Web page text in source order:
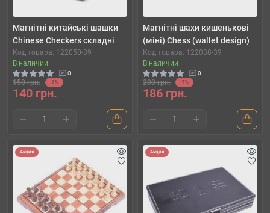
Магнітні китайські шашки
Chinese Checkers складні
Код товара: 122050-39
В наличии
0
150 грн. -7%
140 грн.
Магнітні шахи кишенькові
(міні) Chess (wallet design)
Код товара: 122038-39
В наличии
0
200 грн. -7%
186 грн.
Акция Акция